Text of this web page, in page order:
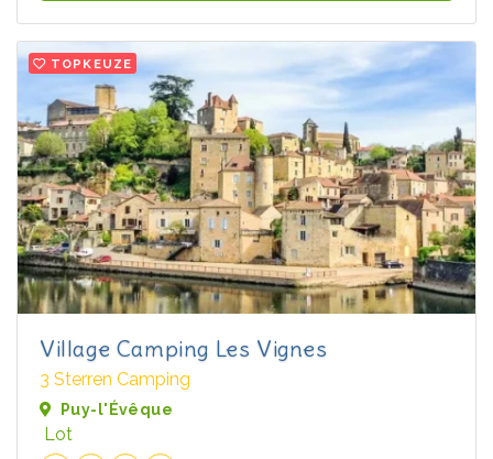
TOPKEUZE
Village Camping Les Vignes
3 Sterren Camping
Puy-l'Évêque
Lot